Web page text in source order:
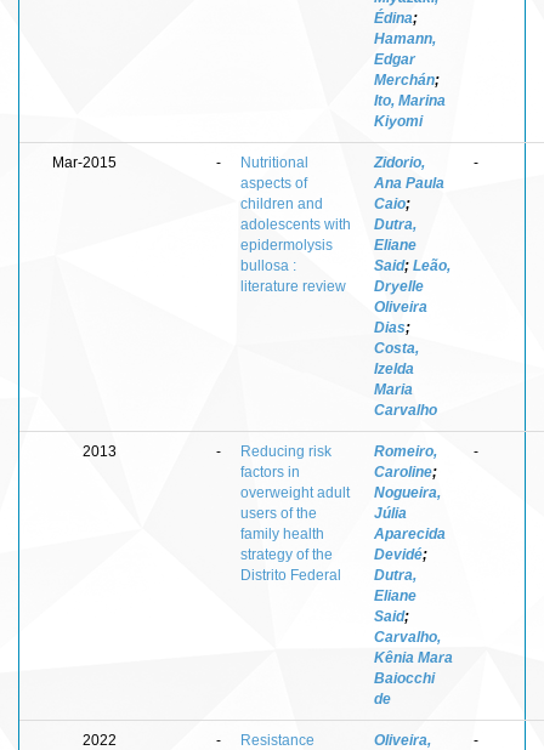
Édina;
Hamann,
Edgar
Merchán;
Ito, Marina
Kiyomi
Mar-2015 -
Nutritional
aspects of
children and
adolescents with
epidermolysis
bullosa :
literature review
Zidorio,
Ana Paula
Caio;
Dutra,
Eliane
Said; Leão,
Dryelle
Oliveira
Dias;
Costa,
Izelda
Maria
Carvalho
-
2013 -
Reducing risk
factors in
overweight adult
users of the
family health
strategy of the
Distrito Federal
Romeiro,
Caroline;
Nogueira,
Júlia
Aparecida
Devidé;
Dutra,
Eliane
Said;
Carvalho,
Kênia Mara
Baiocchi
de
-
2022 -
Resistance
Oliveira,
-